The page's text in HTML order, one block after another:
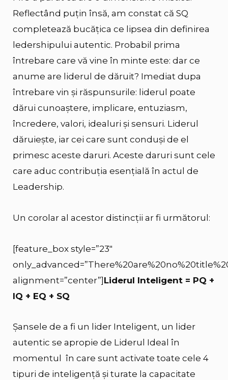
Reflectând puțin însă, am constat că SQ
completează bucățica ce lipsea din definirea
ledershipului autentic. Probabil prima
întrebare care vă vine în minte este: dar ce
anume are liderul de dăruit? Imediat dupa
întrebare vin și răspunsurile: liderul poate
dărui cunoaștere, implicare, entuziasm,
încredere, valori, idealuri și sensuri. Liderul
dăruiește, iar cei care sunt conduși de el
primesc aceste daruri. Aceste daruri sunt cele
care aduc contribuția esențială în actul de
Leadership.
Un corolar al acestor distincții ar fi următorul:
[feature_box style=”23″
alignment=”center”]Liderul Inteligent = PQ +
IQ + EQ + SQ
Șansele de a fi un lider Inteligent, un lider
autentic se apropie de Liderul Ideal în
momentul în care sunt activate toate cele 4
tipuri de inteligență și turate la capacitate